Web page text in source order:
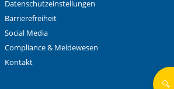
Datenschutzeinstellungen
Barrierefreiheit
Social Media
Compliance & Meldewesen
Kontakt
🔍